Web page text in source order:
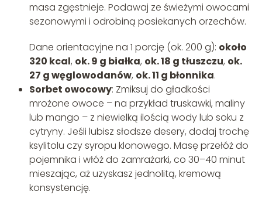
masa zgęstnieje. Podawaj ze świeżymi owocami
sezonowymi i odrobiną posiekanych orzechów.
Dane orientacyjne na 1 porcję (ok. 200 g): około
320 kcal, ok. 9 g białka, ok. 18 g tłuszczu, ok.
27 g węglowodanów, ok. 11 g błonnika.
Sorbet owocowy: Zmiksuj do gładkości
mrożone owoce – na przykład truskawki, maliny
lub mango – z niewielką ilością wody lub soku z
cytryny. Jeśli lubisz słodsze desery, dodaj trochę
ksylitolu czy syropu klonowego. Masę przełóż do
pojemnika i włóż do zamrażarki, co 30–40 minut
mieszając, aż uzyskasz jednolitą, kremową
konsystencję.